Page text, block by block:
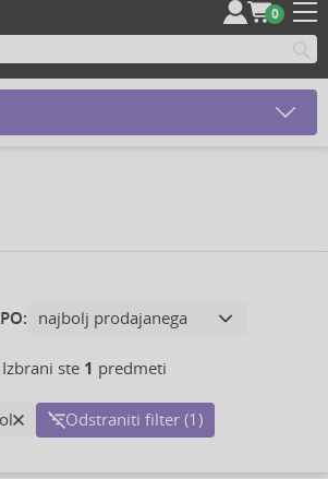
0
Izbrani ste 1 predmeti
Odstraniti filter (1)